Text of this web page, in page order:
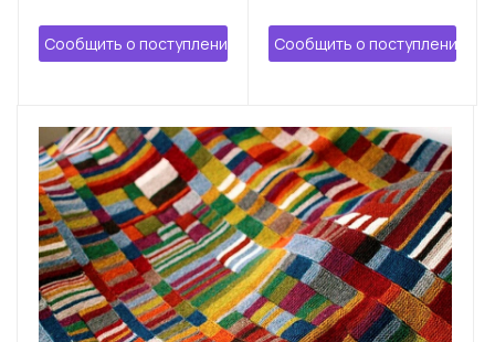
Сообщить о поступлении Сообщить о поступлении